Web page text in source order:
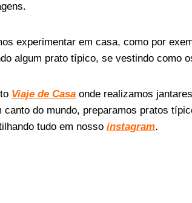
experimentar em casa, como por
algum prato típico, se vestindo como
Viaje de Casa onde realizamos
do mundo, preparamos pratos
tudo em nosso instagram.